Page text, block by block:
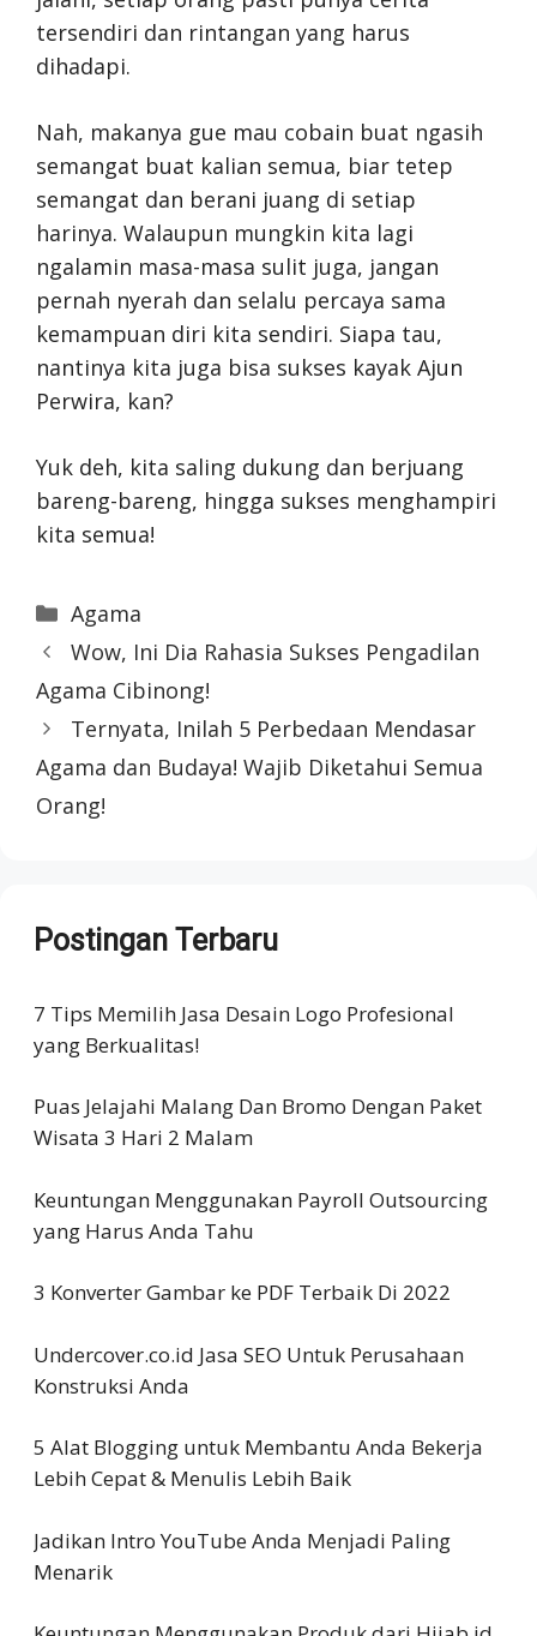
tersendiri dan rintangan yang harus
dihadapi.
Nah, makanya gue mau cobain buat ngasih
semangat buat kalian semua, biar tetep
semangat dan berani juang di setiap
harinya. Walaupun mungkin kita lagi
ngalamin masa-masa sulit juga, jangan
pernah nyerah dan selalu percaya sama
kemampuan diri kita sendiri. Siapa tau,
nantinya kita juga bisa sukses kayak Ajun
Perwira, kan?
Yuk deh, kita saling dukung dan berjuang
bareng-bareng, hingga sukses menghampiri
kita semua!
Categories
Agama
Wow, Ini Dia Rahasia Sukses Pengadilan
Agama Cibinong!
Ternyata, Inilah 5 Perbedaan Mendasar
Agama dan Budaya! Wajib Diketahui Semua
Orang!
Postingan Terbaru
7 Tips Memilih Jasa Desain Logo Profesional
yang Berkualitas!
Puas Jelajahi Malang Dan Bromo Dengan Paket
Wisata 3 Hari 2 Malam
Keuntungan Menggunakan Payroll Outsourcing
yang Harus Anda Tahu
3 Konverter Gambar ke PDF Terbaik Di 2022
Undercover.co.id Jasa SEO Untuk Perusahaan
Konstruksi Anda
5 Alat Blogging untuk Membantu Anda Bekerja
Lebih Cepat & Menulis Lebih Baik
Jadikan Intro YouTube Anda Menjadi Paling
Menarik